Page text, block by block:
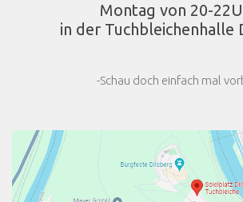
Montag von 20-
in der Tuchbleichenhalle
-Schau doch einfach mal